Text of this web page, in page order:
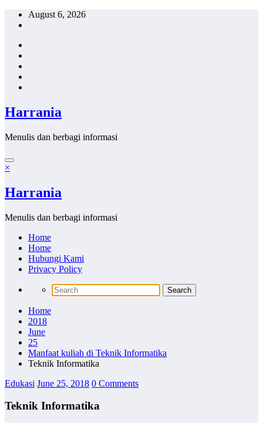
Skip
August 6, 2026
Harrania
Menulis dan berbagi informasi
×
Harrania
Menulis dan berbagi informasi
Home
Home
Hubungi Kami
Privacy Policy
Home
2018
June
25
Manfaat kuliah di Teknik Informatika
Teknik Informatika
Edukasi June 25, 2018 0 Comments
Teknik Informatika